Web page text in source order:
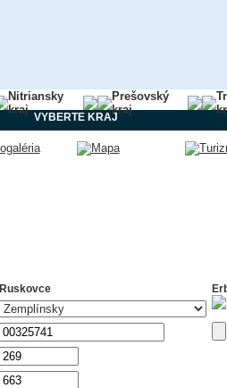
Nitriansky
kraj
Prešovský
kraj
VYBERTE KRAJ
Ruskovce